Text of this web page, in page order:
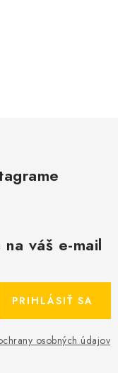
váš e-mail
osobných údajov
PRIHLÁSIŤ SA